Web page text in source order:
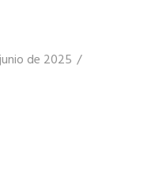
de 2025